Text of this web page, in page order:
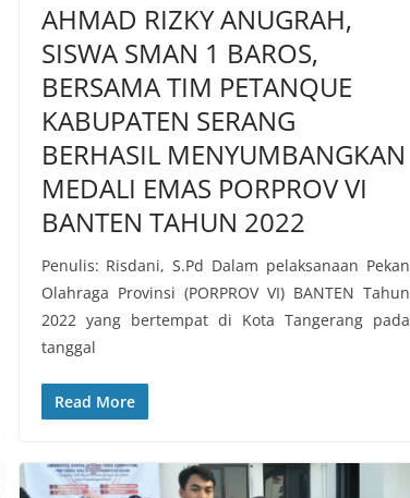
AHMAD RIZKY ANUGRAH,
SISWA SMAN 1 BAROS,
BERSAMA TIM PETANQUE
KABUPATEN SERANG
BERHASIL MENYUMBANGKAN
MEDALI EMAS PORPROV VI
BANTEN TAHUN 2022
Penulis: Risdani, S.Pd Dalam pelaksanaan Pekan
Olahraga Provinsi (PORPROV VI) BANTEN Tahun
2022 yang bertempat di Kota Tangerang pada
tanggal
Read More